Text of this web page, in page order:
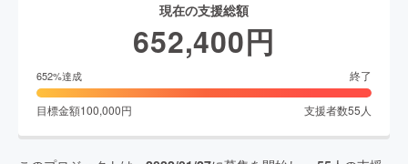
現在の支援総額
652,400円
652%達成 終了
目標金額100,000円 支援者数55人